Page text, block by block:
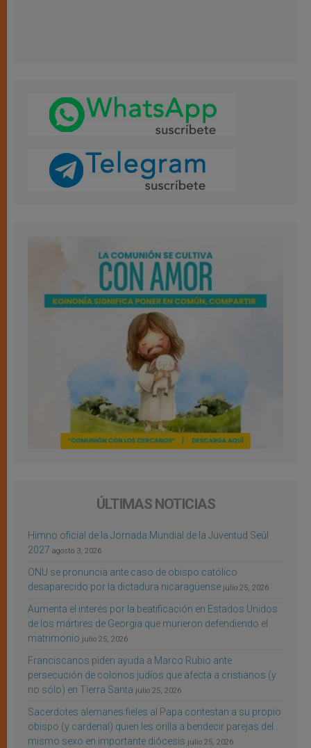
ÚLTIMAS NOTICIAS
Himno oficial de la Jornada Mundial de la Juventud Seúl
2027 agosto 3, 2026
ONU se pronuncia ante caso de obispo católico
desaparecido por la dictadura nicaragüense julio 25, 2026
Aumenta el interés por la beatificación en Estados Unidos
de los mártires de Georgia que murieron defendiendo el
matrimonio julio 25, 2026
Franciscanos piden ayuda a Marco Rubio ante
persecución de colonos judíos que afecta a cristianos (y
no sólo) en Tierra Santa julio 25, 2026
Sacerdotes alemanes fieles al Papa contestan a su propio
obispo (y cardenal) quien les orilla a bendecir parejas del
mismo sexo en importante diócesis julio 25, 2026